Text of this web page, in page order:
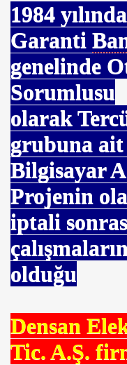
1984
Garanti
genelinde
Sorumlusu
olarak
grubuna
Bilgisayar
Projenin
iptali
olduğu
Densan
Tic. A.Ş.
Başkan
Ulaşımına
Örneği